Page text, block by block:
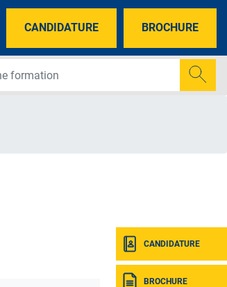
CANDIDATURE BROCHURE
CANDIDATURE
BROCHURE